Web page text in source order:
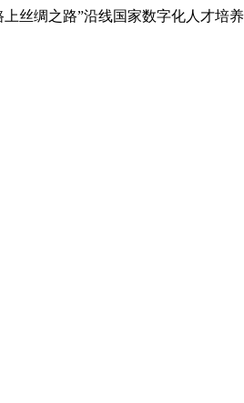
丝绸之路”沿线国家数字化人才培